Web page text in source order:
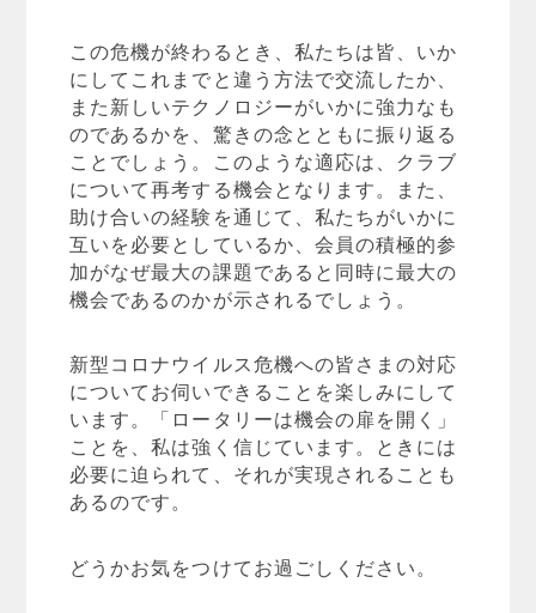
この危機が終わるとき、私たちは皆、いか
にしてこれまでと違う方法で交流したか、
また新しいテクノロジーがいかに強力なも
のであるかを、驚きの念とともに振り返る
ことでしょう。このような適応は、クラブ
について再考する機会となります。また、
助け合いの経験を通じて、私たちがいかに
互いを必要としているか、会員の積極的参
加がなぜ最大の課題であると同時に最大の
機会であるのかが示されるでしょう。
新型コロナウイルス危機への皆さまの対応
についてお伺いできることを楽しみにして
います。「ロータリーは機会の扉を開く」
ことを、私は強く信じています。ときには
必要に迫られて、それが実現されることも
あるのです。
どうかお気をつけてお過ごしください。